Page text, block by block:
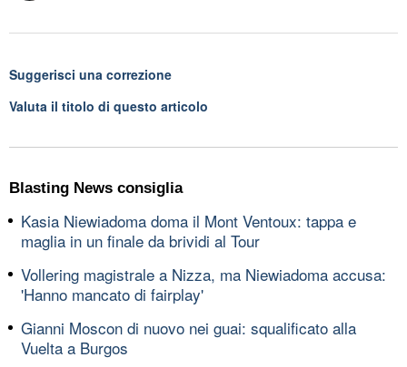
Suggerisci una correzione
Valuta il titolo di questo articolo
Blasting News consiglia
Kasia Niewiadoma doma il Mont Ventoux: tappa e
maglia in un finale da brividi al Tour
Vollering magistrale a Nizza, ma Niewiadoma accusa:
'Hanno mancato di fairplay'
Gianni Moscon di nuovo nei guai: squalificato alla
Vuelta a Burgos